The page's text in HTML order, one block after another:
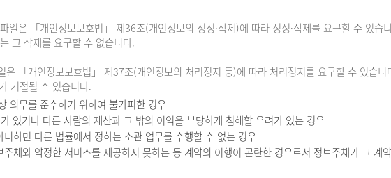
일은 「개인정보보호법」 제36조(개인정보의 정정·삭제)에 따라 정정·삭제를 요구할 수 있습
그 삭제를 요구할 수 없습니다.
은 「개인정보보호법」 제37조(개인정보의 처리정지 등)에 따라 처리정지를 요구할 수 있습
거절될 수 있습니다.
의무를 준수하기 위하여 불가피한 경우
있거나 다른 사람의 재산과 그 밖의 이익을 부당하게 침해할 우려가 있는 경우
하면 다른 법률에서 정하는 소관 업무를 수행할 수 없는 경우
체와 약정한 서비스를 제공하지 못하는 등 계약의 이행이 곤란한 경우로서 정보주체가 그 계